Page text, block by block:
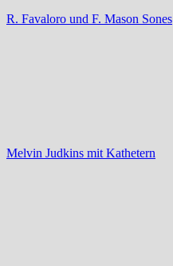
R. Favaloro und F. Mason Sones
Melvin Judkins mit Kathetern